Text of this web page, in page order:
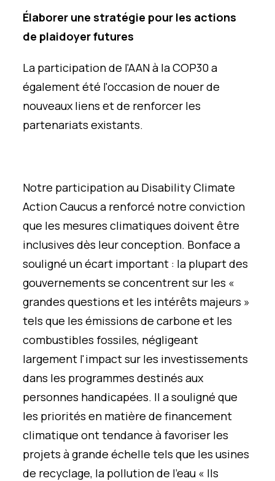
Élaborer une stratégie pour les actions
de plaidoyer futures
La participation de l'AAN à la COP30 a
également été l'occasion de nouer de
nouveaux liens et de renforcer les
partenariats existants.
Notre participation au Disability Climate
Action Caucus a renforcé notre conviction
que les mesures climatiques doivent être
inclusives dès leur conception. Bonface a
souligné un écart important : la plupart des
gouvernements se concentrent sur les «
grandes questions et les intérêts majeurs »
tels que les émissions de carbone et les
combustibles fossiles, négligeant
largement l'impact sur les investissements
dans les programmes destinés aux
personnes handicapées. Il a souligné que
les priorités en matière de financement
climatique ont tendance à favoriser les
projets à grande échelle tels que les usines
de recyclage, la pollution de l'eau « Ils